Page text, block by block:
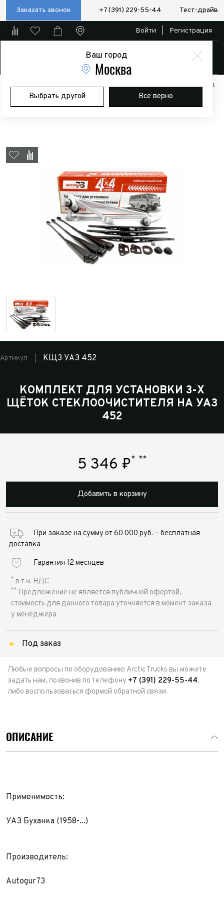
Заказать звонок +7 (391) 229-55-44 Тест-драйв
Ваш город
Москва
Выбрать другой Все верно
Войти Регистрация
Главная Магазин Дополнительное оборудование
Аксессуары:
Полезные мелочи
Комплект для установки 3-х щёток
стеклоочистителя на УАЗ 452
Артикул КЩ3 УАЗ 452
КОМПЛЕКТ ДЛЯ УСТАНОВКИ 3-Х
ЩЁТОК СТЕКЛООЧИСТИТЕЛЯ НА УАЗ
452
5 346 ₽* **
Добавить в корзину
При заказе на сумму от 60 000 руб. — бесплатная
доставка
Гарантия 12 месяцев
* в т.ч. НДС
** Предложение не является публичной офертой,
стоимость для данного товара уточняется в момент заказа
у менеджера
Под заказ
Любые вопросы по оборудованию Arctic Trucks вы можете
задать нам, позвонив по телефону +7 (391) 229-55-44,
либо воспользоваться формой обратной связи.
ОПИСАНИЕ
Применимость:
УАЗ Буханка (1958-...)
Производитель:
Autogur73
ФИО*